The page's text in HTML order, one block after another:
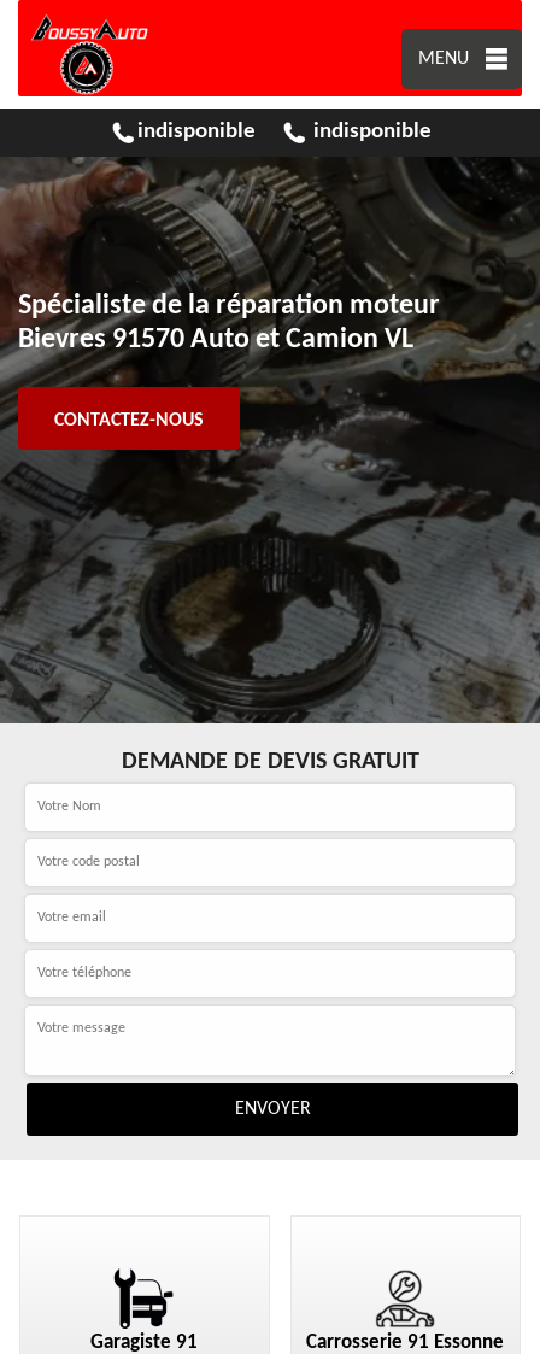
MENU
indisponible indisponible
Spécialiste de la réparation moteur
Bievres 91570 Auto et Camion VL
CONTACTEZ-NOUS
DEMANDE DE DEVIS GRATUIT
Garagiste 91 Carrosserie 91 Essonne